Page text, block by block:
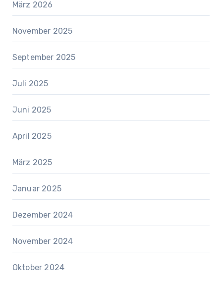
März 2026
November 2025
September 2025
Juli 2025
Juni 2025
April 2025
März 2025
Januar 2025
Dezember 2024
November 2024
Oktober 2024